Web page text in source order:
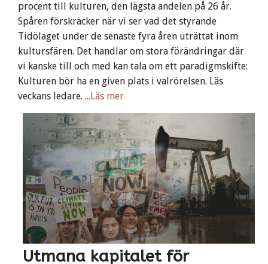
procent till kulturen, den lägsta andelen på 26 år.
Spåren förskräcker när vi ser vad det styrande
Tidölaget under de senaste fyra åren uträttat inom
kultursfären. Det handlar om stora förändringar där
vi kanske till och med kan tala om ett paradigmskifte:
Kulturen bör ha en given plats i valrörelsen. Läs
veckans ledare. ...Läs mer
Utmana kapitalet för